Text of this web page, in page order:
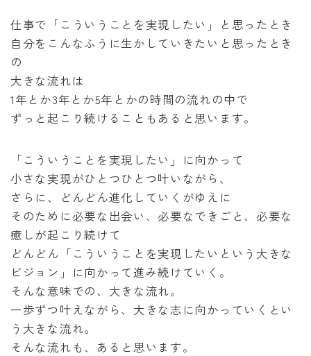
仕事で「こういうことを実現したい」と思ったとき
自分をこんなふうに生かしていきたいと思ったとき
の
大きな流れは
1年とか3年とか5年とかの時間の流れの中で
ずっと起こり続けることもあると思います。
「こういうことを実現したい」に向かって
小さな実現がひとつひとつ叶いながら、
さらに、どんどん進化していくがゆえに
そのために必要な出会い、必要なできごと、必要な
癒しが起こり続けて
どんどん「こういうことを実現したいという大きな
ビジョン」に向かって進み続けていく。
そんな意味での、大きな流れ。
一歩ずつ叶えながら、大きな志に向かっていくとい
う大きな流れ。
そんな流れも、あると思います。